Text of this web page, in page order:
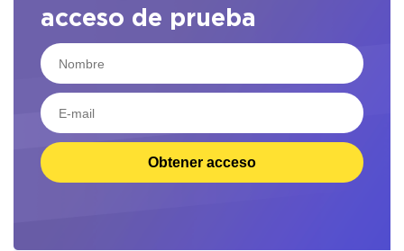
acceso de prueba
Obtener acceso